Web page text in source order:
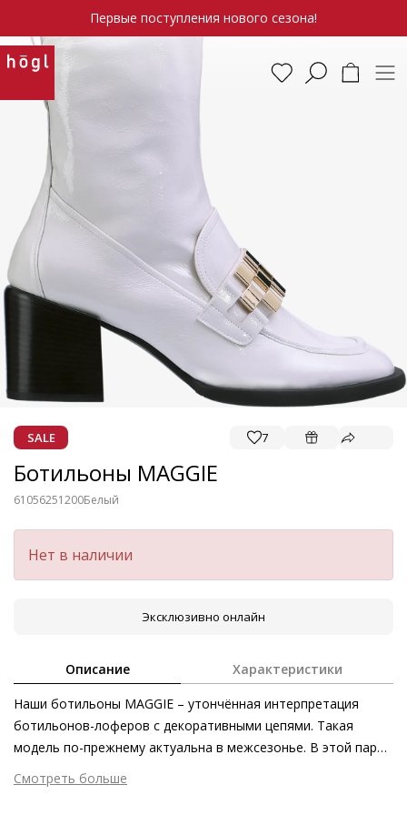
Первые поступления нового сезона!
SALE 7
Ботильоны MAGGIE
61056251200Белый
Нет в наличии
Эксклюзивно онлайн
Описание Характеристики
Наши ботильоны MAGGIE – утончённая интерпретация
ботильонов-лоферов с декоративными цепями. Такая
модель по-прежнему актуальна в межсезонье. В этой паре
роскошные акценты блестяще объединены с
эксцентричностью благодаря мягкой глянцевой коже
Смотреть больше